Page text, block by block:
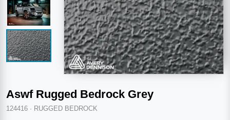
Aswf Rugged Bedrock Grey
124416 · RUGGED BEDROCK